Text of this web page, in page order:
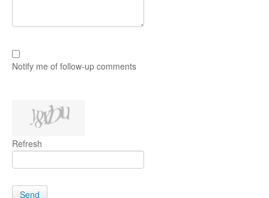
Notify me of follow-up comments
Refresh
Send